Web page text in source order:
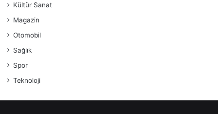
Kültür Sanat
Magazin
Otomobil
Sağlık
Spor
Teknoloji